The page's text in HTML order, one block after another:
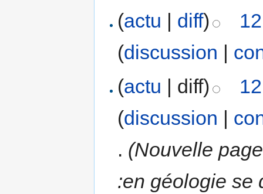
(actu diff)
(discussion
(actu | diff)
(discussion |
. (Nouvelle
:en géologie se